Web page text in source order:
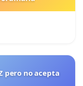
pero no acepta